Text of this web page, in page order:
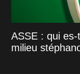
ASSE : qui
milieu